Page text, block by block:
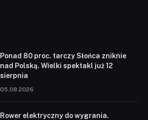
Ponad 80 proc. tarczy Słońca zniknie
nad Polską. Wielki spektakl już 12
sierpnia
05.08.2026
Rower elektryczny do wygrania.